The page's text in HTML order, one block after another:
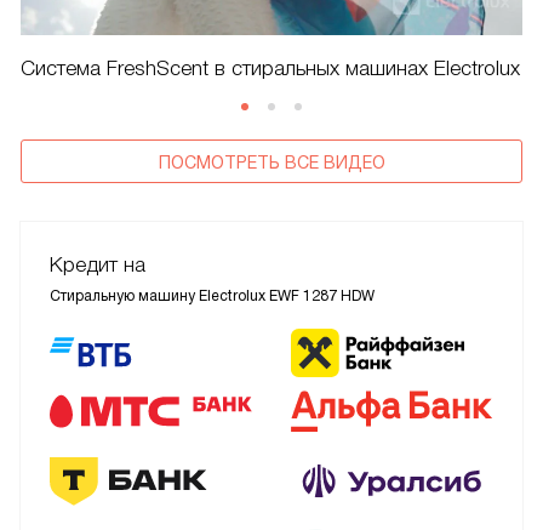
Система FreshScent в стиральных машинах Electrolux
ПОСМОТРЕТЬ ВСЕ ВИДЕО
Кредит на
Стиральную машину Electrolux EWF 1287 HDW